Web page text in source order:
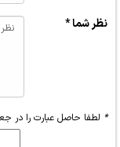
نظر شما *
* لطفا حاصل عبارت را در